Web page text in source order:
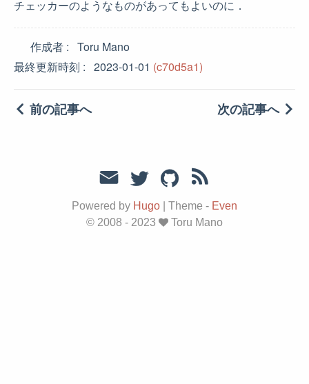
チェッカーのようなものがあってもよいのに．
作成者
Toru Mano
最終更新時刻
2023-01-01 (c70d5a1)
前の記事へ 次の記事へ
Powered by Hugo Theme - Even
© 2008 - 2023
Toru Mano